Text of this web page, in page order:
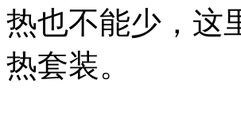
热也不能少，这
热套装。